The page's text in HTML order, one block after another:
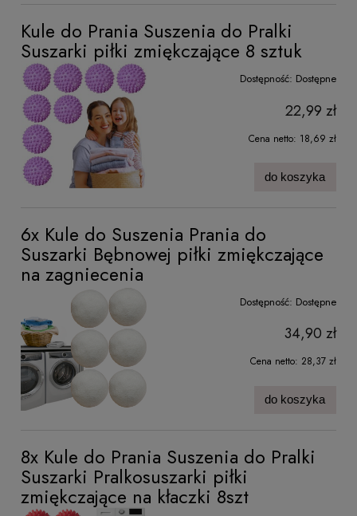
Kule do Prania Suszenia do Pralki
Suszarki piłki zmiękczające 8 sztuk
Dostępność: Dostępne
22,99 zł
Cena netto: 18,69 zł
do koszyka
6x Kule do Suszenia Prania do
Suszarki Bębnowej piłki zmiękczające
na zagniecenia
Dostępność: Dostępne
34,90 zł
Cena netto: 28,37 zł
do koszyka
8x Kule do Prania Suszenia do Pralki
Suszarki Pralkosuszarki piłki
zmiękczające na kłaczki 8szt